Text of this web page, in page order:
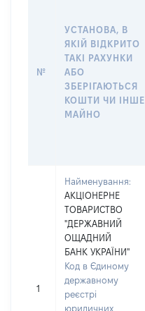
№
УСТАНОВА, В
ЯКІЙ ВІДКРИТО
ТАКІ РАХУНКИ
АБО
ЗБЕРІГАЮТЬСЯ
КОШТИ ЧИ ІНШЕ
МАЙНО
1
Найменування:
АКЦІОНЕРНЕ
ТОВАРИСТВО
"ДЕРЖАВНИЙ
ОЩАДНИЙ
БАНК УКРАЇНИ"
Код в Єдиному
державному
реєстрі
юридичних